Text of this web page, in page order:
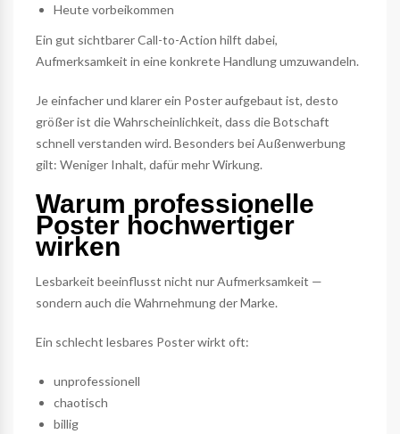
Heute vorbeikommen
Ein gut sichtbarer Call-to-Action hilft dabei,
Aufmerksamkeit in eine konkrete Handlung umzuwandeln.
Je einfacher und klarer ein Poster aufgebaut ist, desto
größer ist die Wahrscheinlichkeit, dass die Botschaft
schnell verstanden wird. Besonders bei Außenwerbung
gilt: Weniger Inhalt, dafür mehr Wirkung.
Warum professionelle
Poster hochwertiger
wirken
Lesbarkeit beeinflusst nicht nur Aufmerksamkeit —
sondern auch die Wahrnehmung der Marke.
Ein schlecht lesbares Poster wirkt oft:
unprofessionell
chaotisch
billig